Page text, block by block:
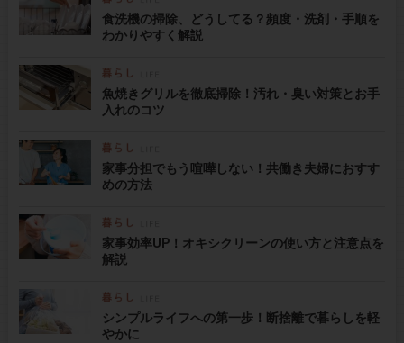
食洗機の掃除、どうしてる？頻度・洗剤・手順を
わかりやすく解説
魚焼きグリルを徹底掃除！汚れ・臭い対策とお手
入れのコツ
家事分担でもう喧嘩しない！共働き夫婦におすす
めの方法
家事効率UP！オキシクリーンの使い方と注意点を
解説
シンプルライフへの第一歩！断捨離で暮らしを軽
やかに